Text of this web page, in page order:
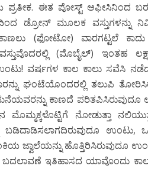
ಪ್ರತೀಕ. ಈತ ಪೋಸ್ಟ್ ಆಫೀಸಿನಿಂದ
ಡ್ರೋನ್ ಮೂಲಕ ವಸ್ತುಗಳನ್ನು
ಕಾಣಲು (ಫೋಟೋ) ವಾರಗಟ್ಟಲೆ
(ಮೊಬೈಲ್) ಇಂತಹ
! ವರ್ಷಗಳ ಕಾಲ ಕಾಲು ಸವೆಸಿ
ಘಂಟೆಯೊಂದರಲ್ಲಿ ತಲುಪಿ
ಕಾಣದೆ ಪರಿತಪಿಸಿರುವುದೂ
ನೋಡುತ್ತಾ
ಬಡಿದಾಡಿಸಲಾಗದಿರುವುದೂ ಉಂಟು,
ಜ್ವಾಲೆಯನ್ನು ಹೊತ್ತಿರಿಸಿರುವುದೂ
ಬದಲಾವಣೆ ಇತಿಹಾಸದ ಯಾವೊಂದು